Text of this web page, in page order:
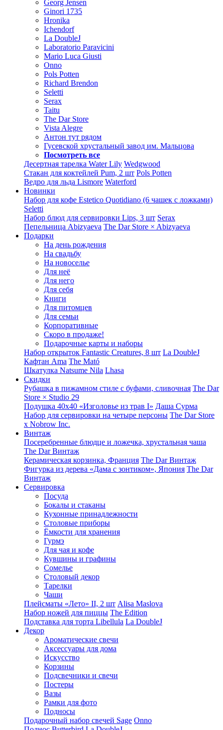
Georg Jensen
Ginori 1735
Hronika
Ichendorf
La DoubleJ
Laboratorio Paravicini
Mario Luca Giusti
Onno
Pols Potten
Richard Brendon
Seletti
Serax
Taitu
The Dar Store
Vista Alegre
Антон тут рядом
Гусевской хрустальный завод им. Мальцова
Посмотреть все
Десертная тарелка Water Lily Wedgwood
Стакан для коктейлей Pum, 2 шт Pols Potten
Ведро для льда Lismore Waterford
Новинки
Набор для кофе Estetico Quotidiano (6 чашек с ложками)
Seletti
Набор блюд для сервировки Lips, 3 шт Serax
Пепельница Abizyaeva The Dar Store × Abizyaeva
Подарки
На день рождения
На свадьбу
На новоселье
Для неё
Для него
Для себя
Книги
Для питомцев
Для семьи
Корпоративные
Скоро в продаже!
Подарочные карты и наборы
Набор открыток Fantastic Creatures, 8 шт La DoubleJ
Кафтан Ama The Mató
Шкатулка Natsume Nila Lhasa
Скидки
Рубашка в пижамном стиле с буфами, сливочная The Dar
Store × Studio 29
Подушка 40x40 «Изголовье из трав I» Даша Сурма
Набор для сервировки на четыре персоны The Dar Store
х Nobrow Inc.
Винтаж
Посеребренные блюдце и ложечка, хрустальная чаша
The Dar Винтаж
Керамическая корзинка, Франция The Dar Винтаж
Фигурка из дерева «Дама с зонтиком», Япония The Dar
Винтаж
Сервировка
Посуда
Бокалы и стаканы
Кухонные принадлежности
Столовые приборы
Ëмкости для хранения
Гурмэ
Для чая и кофе
Кувшины и графины
Сомелье
Столовый декор
Тарелки
Чаши
Плейсматы «Лето» II, 2 шт Alisa Maslova
Набор ножей для пиццы The Edition
Подставка для торта Libellula La DoubleJ
Декор
Ароматические свечи
Аксессуары для дома
Искусство
Корзины
Подсвечники и свечи
Постеры
Вазы
Рамки для фото
Подносы
Подарочный набор свечей Sage Onno